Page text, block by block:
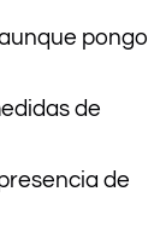
pongo
de
de